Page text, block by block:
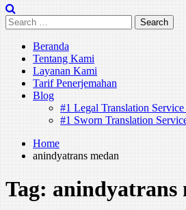
Search
for:
Beranda
Tentang Kami
Layanan Kami
Tarif Penerjemahan
Blog
#1 Legal Translation
#1 Sworn Translation
Home
anindyatrans medan
Tag:anindyatrans